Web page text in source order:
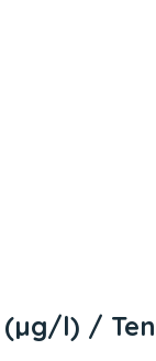
l) /